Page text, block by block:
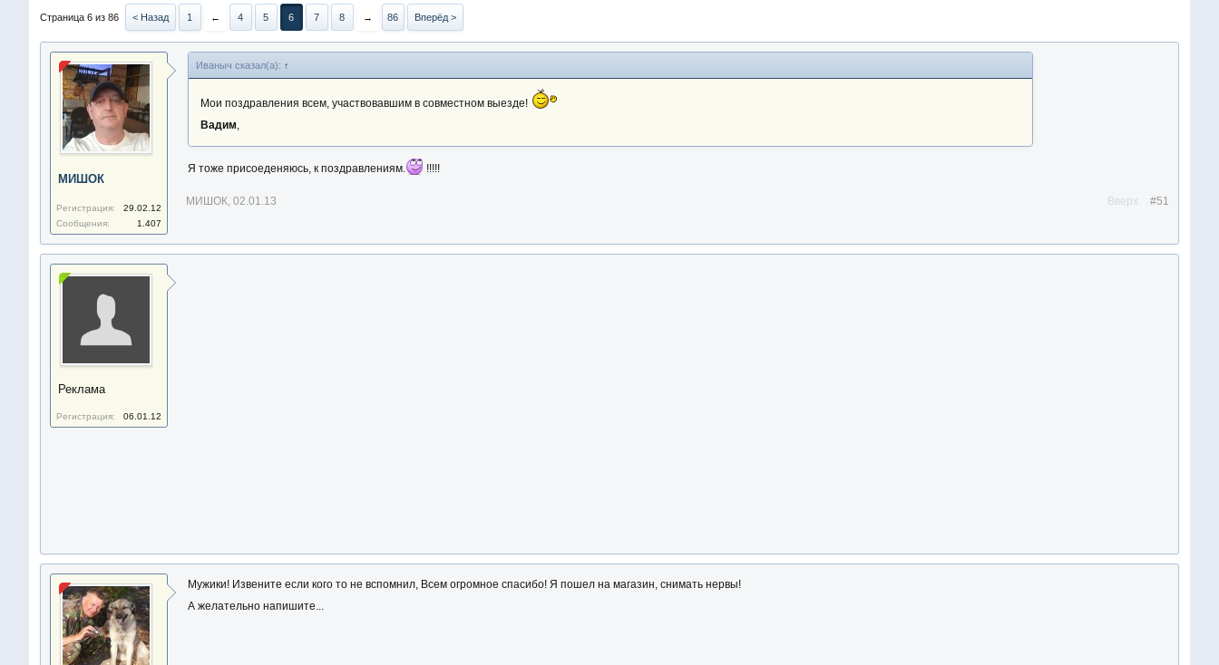
Страница 6 из 86 < Назад 1 ← 4 5 6 7 8 → 86 Вперёд >
МИШОК
Регистрация:
29.02.12
Сообщения:
1.407
Иваныч сказал(а): ↑
Мои поздравления всем, участвовавшим в совместном выезде!
Вадим,
Я тоже присоеденяюсь, к поздравлениям. !!!!!
МИШОК, 02.01.13 #51
Вверх
Реклама
Регистрация: 06.01.12
Мужики! Извените если кого то не вспомнил, Всем огромное спасибо! Я пошел на магазин, снимать нервы!
А желательно напишите...